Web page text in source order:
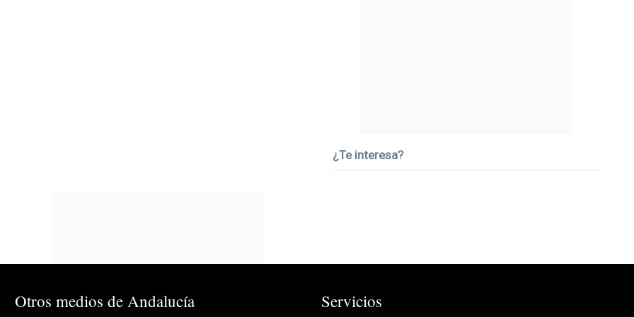
¿Te interesa?
Otros medios de Andalucía Servicios